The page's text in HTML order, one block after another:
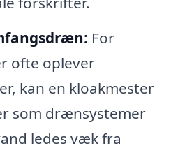
For
ofte oplever
kan en kloakmester
som drænsystemer
ledes væk fra